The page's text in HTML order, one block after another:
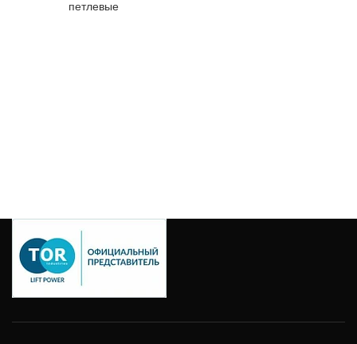
петлевые